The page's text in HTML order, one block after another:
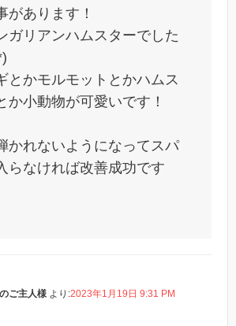
があります！
ガリアンハムスターでした
とかモルモットとかハムス
か小動物が可愛いです！
かれないようになってスパ
らなければ改善成功です
ご主人様 より:2023年1月19日 9:31 PM